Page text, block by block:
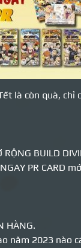
là còn quà,
BUILD
PR CARD
HÀNG.
năm 2023 nào